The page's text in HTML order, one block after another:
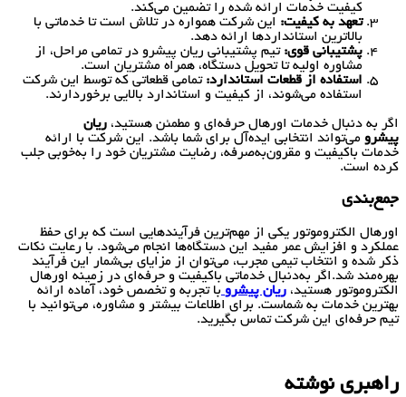
کیفیت خدمات ارائه شده را تضمین می‌کند.
تعهد به کیفیت: این شرکت همواره در تلاش است تا خدماتی با
بالاترین استانداردها ارائه دهد.
پشتیبانی قوی: تیم پشتیبانی ریان پیشرو در تمامی مراحل، از
مشاوره اولیه تا تحویل دستگاه، همراه مشتریان است.
استفاده از قطعات استاندارد: تمامی قطعاتی که توسط این شرکت
استفاده می‌شوند، از کیفیت و استاندارد بالایی برخوردارند.
اگر به دنبال خدمات اورهال حرفه‌ای و مطمئن هستید، ریان
پیشرو می‌تواند انتخابی ایده‌آل برای شما باشد. این شرکت با ارائه
خدمات باکیفیت و مقرون‌به‌صرفه، رضایت مشتریان خود را به‌خوبی جلب
کرده است.
جمع‌بندی
اورهال الکتروموتور یکی از مهم‌ترین فرآیندهایی است که برای حفظ
عملکرد و افزایش عمر مفید این دستگاه‌ها انجام می‌شود. با رعایت نکات
ذکر شده و انتخاب تیمی مجرب، می‌توان از مزایای بی‌شمار این فرآیند
بهره‌مند شد.اگر به‌دنبال خدماتی باکیفیت و حرفه‌ای در زمینه اورهال
الکتروموتور هستید، ریان پیشرو با تجربه و تخصص خود، آماده ارائه
بهترین خدمات به شماست. برای اطلاعات بیشتر و مشاوره، می‌توانید با
تیم حرفه‌ای این شرکت تماس بگیرید.
راهبری نوشته